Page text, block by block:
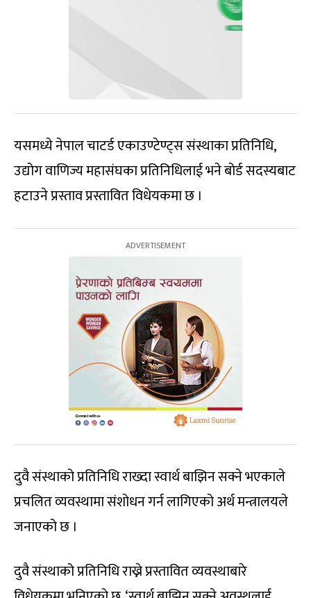
यसमध्ये नेपाल चाटर्ड एकाउण्टेण्ट्स संस्थाका प्रतिनिधि,
उद्योग वाणिज्य महासंघका प्रतिनिधिलाई भने बोर्ड सदस्यबाट
हटाउने प्रस्ताव प्रस्तावित विधेयकमा छ ।
दुवै संस्थाको प्रतिनिधि राख्दा स्वार्थ बाझिन सक्ने भएकाले
प्रचलित व्यवस्थामा संशोधन गर्न लागिएको अर्थ मन्त्रालयले
जनाएको छ ।
दुवै संस्थाको प्रतिनिधि राख्ने प्रस्तावित व्यवस्थाबारे